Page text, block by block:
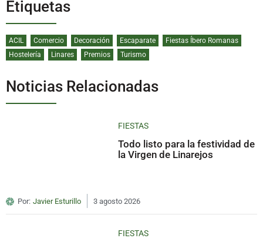
Etiquetas
ACIL Comercio Decoración Escaparate
Fiestas Íbero Romanas
Hostelería
Linares Premios Turismo
Noticias Relacionadas
FIESTAS
Todo listo para la festividad de
la Virgen de Linarejos
Por: Javier Esturillo 3 agosto 2026
FIESTAS